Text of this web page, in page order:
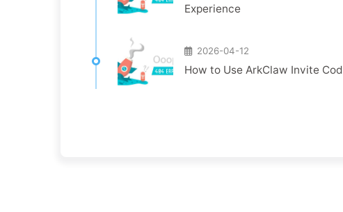
Experience
2026-04-12
How to Use ArkClaw Invite